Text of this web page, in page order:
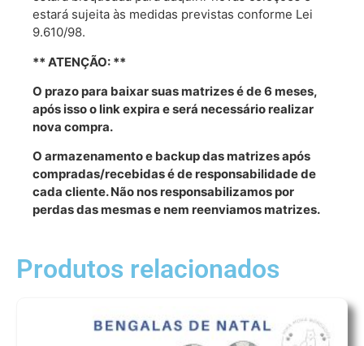
estará sujeita às medidas previstas conforme Lei
9.610/98.
** ATENÇÃO: **
O prazo para baixar suas matrizes é de 6 meses,
após isso o link expira e será necessário realizar
nova compra.
O armazenamento e backup das matrizes após
compradas/recebidas é de responsabilidade de
cada cliente. Não nos responsabilizamos por
perdas das mesmas e nem reenviamos matrizes.
Produtos relacionados